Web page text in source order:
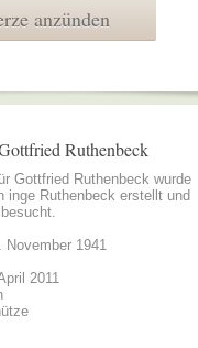
anzünden
Ruthenbeck
Gottfried Ruthenbeck wurde
inge Ruthenbeck erstellt und
November 1941
2011